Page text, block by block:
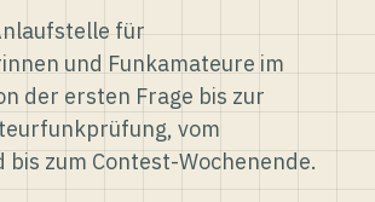
für
und Funkamateure im
der ersten Frage bis zur
vom
bis zum Contest-Wochenende.